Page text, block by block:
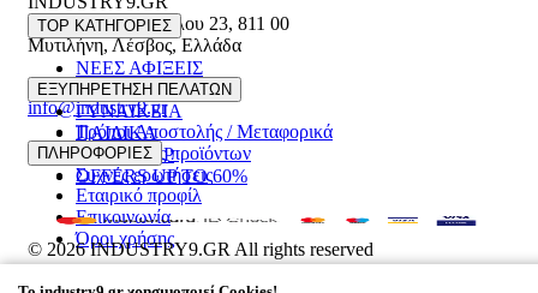
Ελευθέριου Βενιζέλου 23, 811 00
Μυτιλήνη,Λέσβος,Ελλάδα
22510 55629
info@industry9.gr
TOP ΚΑΤΗΓΟΡΙΕΣ
ΝΕΕΣ ΑΦΙΞΕΙΣ
ΑΝΔΡΙΚΑ
ΓΥΝΑΙΚΕΙΑ
ΠΑΙΔΙΚΑ
ΑΞΕΣΟΥΑΡ
OFFERS UP TO 60%
ΕΞΥΠΗΡΕΤΗΣΗ ΠΕΛΑΤΩΝ
Τρόποι Αποστολής / Μεταφορικά
Επιστροφές προϊόντων
Συχνές ερωτήσεις
ΠΛΗΡΟΦΟΡΙΕΣ
Εταιρικό προφίλ
Επικοινωνία
Όροι χρήσης
© 2026INDUSTRY9.GR All rights reserved
Designed & developed byNETMECHANICS